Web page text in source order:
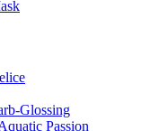
Glossing
Passion